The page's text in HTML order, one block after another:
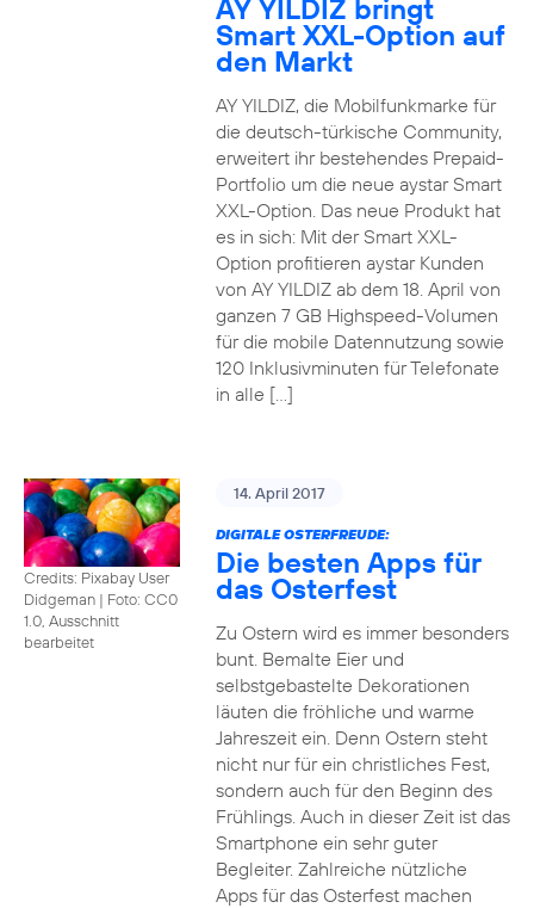
AY YILDIZ bringt
Smart XXL-Option auf
den Markt
AY YILDIZ, die Mobilfunkmarke für
die deutsch-türkische Community,
erweitert ihr bestehendes Prepaid-
Portfolio um die neue aystar Smart
XXL-Option. Das neue Produkt hat
es in sich: Mit der Smart XXL-
Option profitieren aystar Kunden
von AY YILDIZ ab dem 18. April von
ganzen 7 GB Highspeed-Volumen
für die mobile Datennutzung sowie
120 Inklusivminuten für Telefonate
in alle […]
Credits: Pixabay User
Didgeman | Foto: CC0
1.0, Ausschnitt
bearbeitet
14. April 2017
DIGITALE OSTERFREUDE:
Die besten Apps für
das Osterfest
Zu Ostern wird es immer besonders
bunt. Bemalte Eier und
selbstgebastelte Dekorationen
läuten die fröhliche und warme
Jahreszeit ein. Denn Ostern steht
nicht nur für ein christliches Fest,
sondern auch für den Beginn des
Frühlings. Auch in dieser Zeit ist das
Smartphone ein sehr guter
Begleiter. Zahlreiche nützliche
Apps für das Osterfest machen